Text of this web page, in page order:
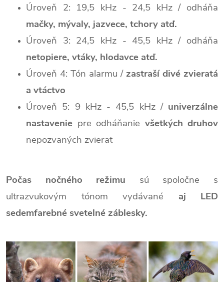
Úroveň 2: 19,5 kHz - 24,5 kHz / odháňa
mačky, mývaly, jazvece, tchory atď.
Úroveň 3: 24,5 kHz - 45,5 kHz / odháňa
netopiere, vtáky, hlodavce atď.
Úroveň 4: Tón alarmu / zastraší divé zvieratá
a vtáctvo
Úroveň 5: 9 kHz - 45,5 kHz / univerzálne
nastavenie pre odháňanie všetkých druhov
nepozvaných zvierat
Počas nočného režimu sú spoločne s
ultrazvukovým tónom vydávané aj LED
sedemfarebné svetelné záblesky.